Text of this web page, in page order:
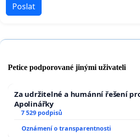
Poslat
Petice podporované jinými uživateli
Za udržitelné a humánní řešení
Apolinářky
7 529 podpisů
Oznámení o transparentnosti